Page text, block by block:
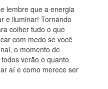
lembre que a energia
e iluminar! Tornando
colher tudo o que
com medo se você
o momento de
verão o quanto
aí e como merece ser